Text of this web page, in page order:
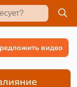
видео